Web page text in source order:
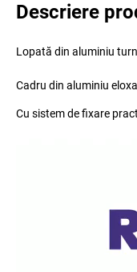
Descriere
Lopată din aluminiu
Cadru din aluminiu
Cu sistem de fixare